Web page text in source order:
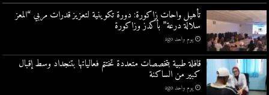
تأهيل واحات زاكورة: دورة تكوينية لتعزيز قدرات مربي “المعز
سلالة درعة” بأكدز وزاكورة
يوم واحد ago
قافلة طبية بتخصصات متعددة تختتم فعالياتها بتنجداد وسط إقبال
كبير من الساكنة
يوم واحد ago